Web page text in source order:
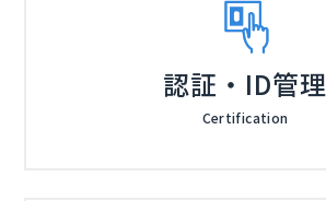
認証・ID管理
Certification